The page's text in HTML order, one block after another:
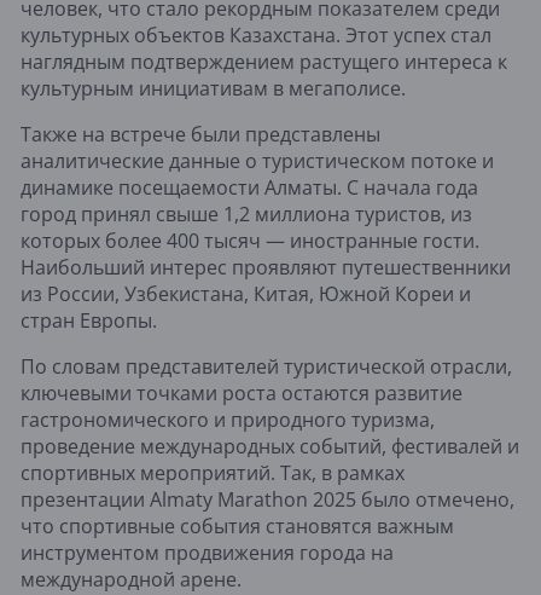
человек, что стало рекордным показателем среди
культурных объектов Казахстана. Этот успех стал
наглядным подтверждением растущего интереса к
культурным инициативам в мегаполисе.
Также на встрече были представлены
аналитические данные о туристическом потоке и
динамике посещаемости Алматы. С начала года
город принял свыше 1,2 миллиона туристов, из
которых более 400 тысяч — иностранные гости.
Наибольший интерес проявляют путешественники
из России, Узбекистана, Китая, Южной Кореи и
стран Европы.
По словам представителей туристической отрасли,
ключевыми точками роста остаются развитие
гастрономического и природного туризма,
проведение международных событий, фестивалей и
спортивных мероприятий. Так, в рамках
презентации Almaty Marathon 2025 было отмечено,
что спортивные события становятся важным
инструментом продвижения города на
международной арене.